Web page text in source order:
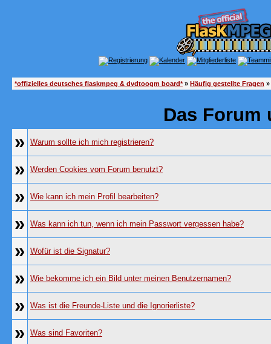
*offizielles deutsches flaskmpeg & dvdtoogm board*» Häufig gestellte Fragen
Das Forum
»
Warum sollte ich mich registrieren?
» Werden Cookies vom Forum benutzt?
» Wie kann ich mein Profil bearbeiten?
» Was kann ich tun, wenn ich mein Passwort vergessen habe?
» Wofür ist die Signatur?
» Wie bekomme ich ein Bild unter meinen Benutzernamen?
» Was ist die Freunde-Liste und die Ignorierliste?
» Was sind Favoriten?